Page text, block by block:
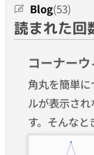
Blog(53)
読まれた回
コーナー
角丸を簡単
ルが表示さ
す。そんなと